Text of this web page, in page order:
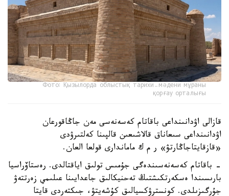
Фото: Қызылорда облыстық тарихи-мәдени мұраны
қорғау орталығы
قازالى اۋدانىنداعى باقاتام كەسەنەسى مەن جاڭاقورعان
اۋدانىنداعى سىعاناق قالاشىعىن قالپىنا كەلتىرۋدى
«قازقايتاجاڭارتۋ» ر م ك ماماندارى قولعا العان.
- باقاتام كەسەنەسىندەگى جۇمىس تولىق اياقتالدى. رەستاۆراسيا
بارىسىندا ەسكەرتكىشتىڭ تەحنيكالىق جاعدايىنا عىلىمي زەرتتەۋ
جۇرگىزىلدى. كونسترۋكسيالىق كۇشەيتۋ، جىكتەردى قايتا